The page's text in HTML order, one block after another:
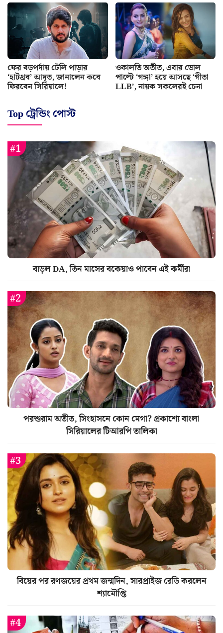
ফের বড়পর্দায় টেলি পাড়ার
‘হাটথ্রব’ আদৃত, জানালেন কবে
ফিরবেন সিরিয়ালে!
ওকালতি অতীত, এবার ভোল
পাল্টে ‘গঙ্গা’ হয়ে আসছে ‘গীতা
LLB’, নায়ক সকলেরই চেনা
Top ট্রেন্ডিং পোস্ট
বাড়ল DA, তিন মাসের বকেয়াও পাবেন এই কর্মীরা
পরশুরাম অতীত, সিংহাসনে কোন মেগা? প্রকাশ্যে বাংলা
সিরিয়ালের টিআরপি তালিকা
বিয়ের পর রণজয়ের প্রথম জন্মদিন, সারপ্রাইজ রেডি করলেন
শ্যামৌপ্তি